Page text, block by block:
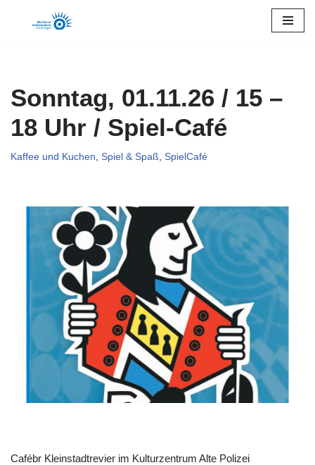
Sonntag, 01.11.26 / 15 –
18 Uhr / Spiel-Café
Kaffee und Kuchen, Spiel & Spaß, SpielCafé
Cafébr Kleinstadtrevier im Kulturzentrum Alte Polizei